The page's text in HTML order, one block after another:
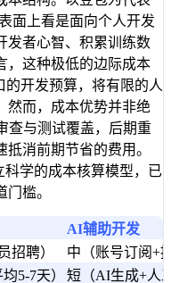
面上看是面向个人开发
发者心智、积累训练数
，这种极低的边际成本
开发预算，将有限的人
然而，成本优势并非绝
查与测试覆盖，后期重
消前期节省的费用。
学的成本核算模型，已
槛。
AI辅助开发
招聘）
中（账号订阅+
5-7天）
短（AI生成+人